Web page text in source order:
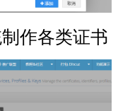
作各类证书